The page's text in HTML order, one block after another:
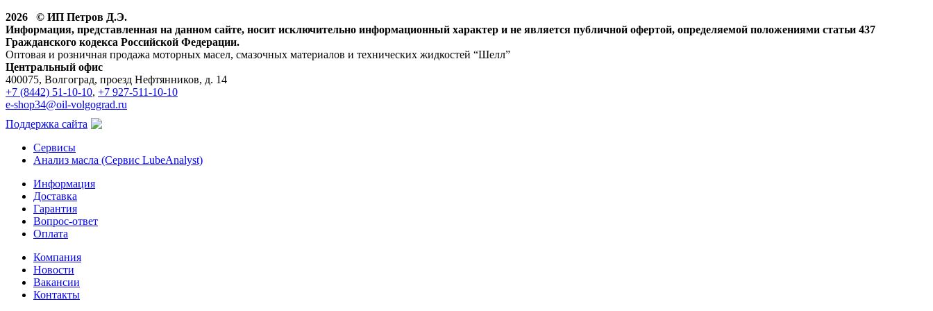
2026 © ИП Петров Д.Э.
Информация, представленная на данном сайте, носит исключительно информационный характер и не является публичной офертой, определяемой положениями статьи 437
Гражданского кодекса Российской Федерации.
Оптовая и розничная продажа моторных масел, смазочных материалов и технических жидкостей “Шелл”
Центральный офис
400075, Волгоград, проезд Нефтянников, д. 14
+7 (8442) 51-10-10, +7 927-511-10-10
e-shop34@oil-volgograd.ru
Поддержка сайта
Сервисы
Анализ масла (Сервис LubeAnalyst)
Информация
Доставка
Гарантия
Вопрос-ответ
Оплата
Компания
Новости
Вакансии
Контакты